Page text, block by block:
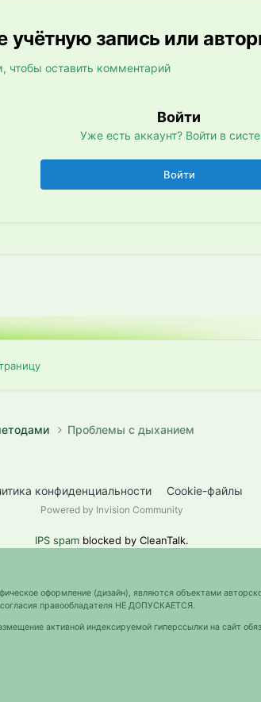
запись или
оставить комментарий
Войти
Уже есть аккаунт? Войти в
Войти
Проблемы с дыханием
конфиденциальности Cookie-файлы
Powered by Invision Community
IPS spam blocked by CleanTalk.
оформление (дизайн), являются объектами
согласия правообладателя НЕ ДОПУСКАЕТСЯ.
активной индексируемой гиперссылки на сайт